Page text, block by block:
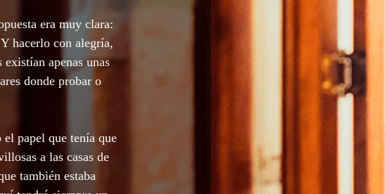
era muy clara:
hacerlo con alegría,
apenas unas
donde probar o
papel que tenía que
a las casas de
también estaba